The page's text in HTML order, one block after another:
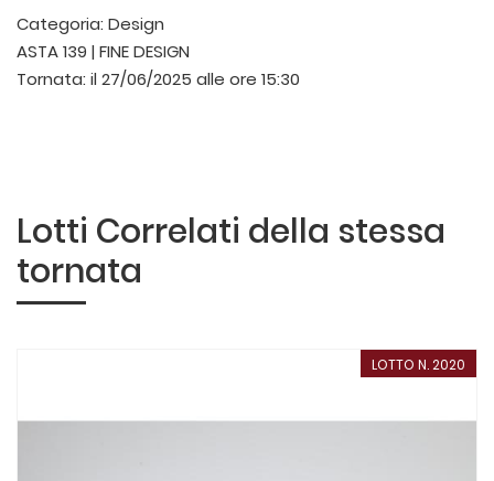
Categoria: Design
ASTA 139 | FINE DESIGN
Tornata: il 27/06/2025 alle ore 15:30
Lotti Correlati della stessa
tornata
LOTTO N. 2020